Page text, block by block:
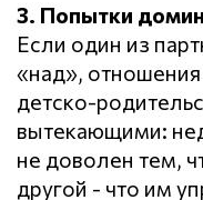
3. Попытки
Если один из
«над», отношения
детско-
вытекающими:
не доволен тем,
другой - что им